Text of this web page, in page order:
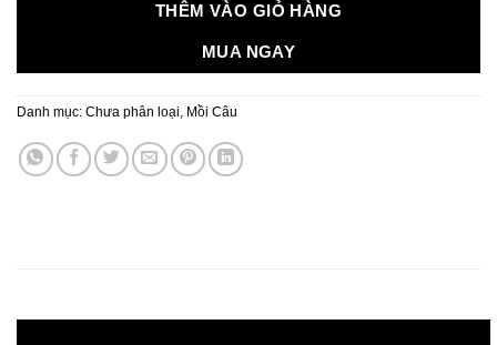
THÊM VÀO GIỎ HÀNG
MUA NGAY
Danh mục: Chưa phân loại Mồi Câu